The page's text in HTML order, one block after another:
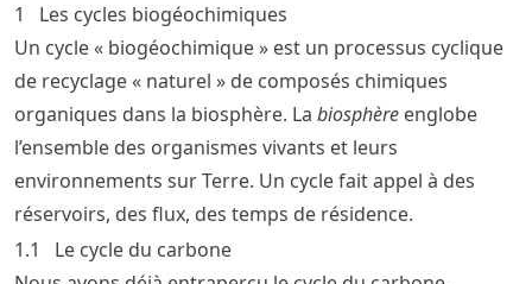
1
Les cycles biogéochimiques
Un cycle « biogéochimique » est un processus cyclique
de recyclage « naturel » de composés chimiques
organiques dans la biosphère. La biosphère englobe
l’ensemble des organismes vivants et leurs
environnements sur Terre. Un cycle fait appel à des
réservoirs, des flux, des temps de résidence.
1.1
Le cycle du carbone